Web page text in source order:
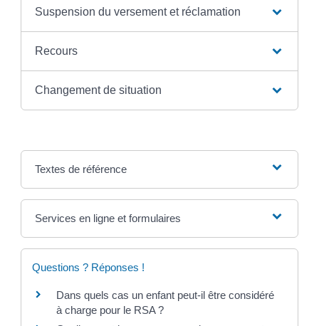
Suspension du versement et réclamation
Recours
Changement de situation
Textes de référence
Services en ligne et formulaires
Questions ? Réponses !
Dans quels cas un enfant peut-il être considéré
à charge pour le RSA ?